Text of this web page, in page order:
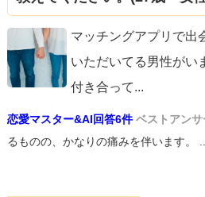
マッチングアプリで出
いただいてる男性がい
付き合って...
恋愛マスター&AI回答6件 ベストアンサ
るものの、かなりの痛みを伴います。